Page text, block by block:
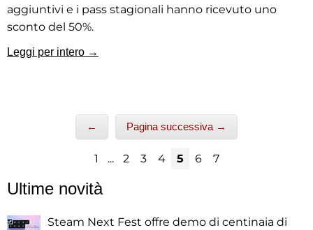
aggiuntivi e i pass stagionali hanno ricevuto uno
sconto del 50%.
Leggi per intero →
← Pagina successiva →
1 ... 2 3 4 5 6 7
Ultime novità
Steam Next Fest offre demo di centinaia di